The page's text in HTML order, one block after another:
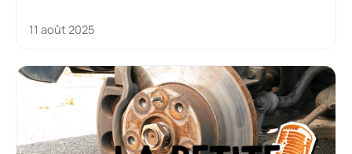
11 août 2025